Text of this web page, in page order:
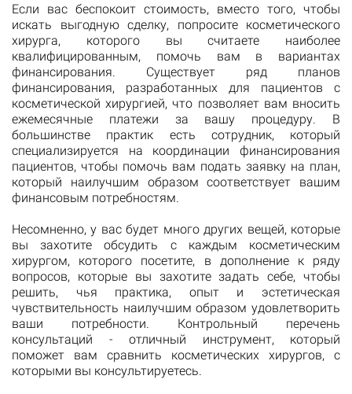
Если вас беспокоит стоимость, вместо того, чтобы
искать выгодную сделку, попросите косметического
хирурга, которого вы считаете наиболее
квалифицированным, помочь вам в вариантах
финансирования. Существует ряд планов
финансирования, разработанных для пациентов с
косметической хирургией, что позволяет вам вносить
ежемесячные платежи за вашу процедуру. В
большинстве практик есть сотрудник, который
специализируется на координации финансирования
пациентов, чтобы помочь вам подать заявку на план,
который наилучшим образом соответствует вашим
финансовым потребностям.
Несомненно, у вас будет много других вещей, которые
вы захотите обсудить с каждым косметическим
хирургом, которого посетите, в дополнение к ряду
вопросов, которые вы захотите задать себе, чтобы
решить, чья практика, опыт и эстетическая
чувствительность наилучшим образом удовлетворить
ваши потребности. Контрольный перечень
консультаций - отличный инструмент, который
поможет вам сравнить косметических хирургов, с
которыми вы консультируетесь.